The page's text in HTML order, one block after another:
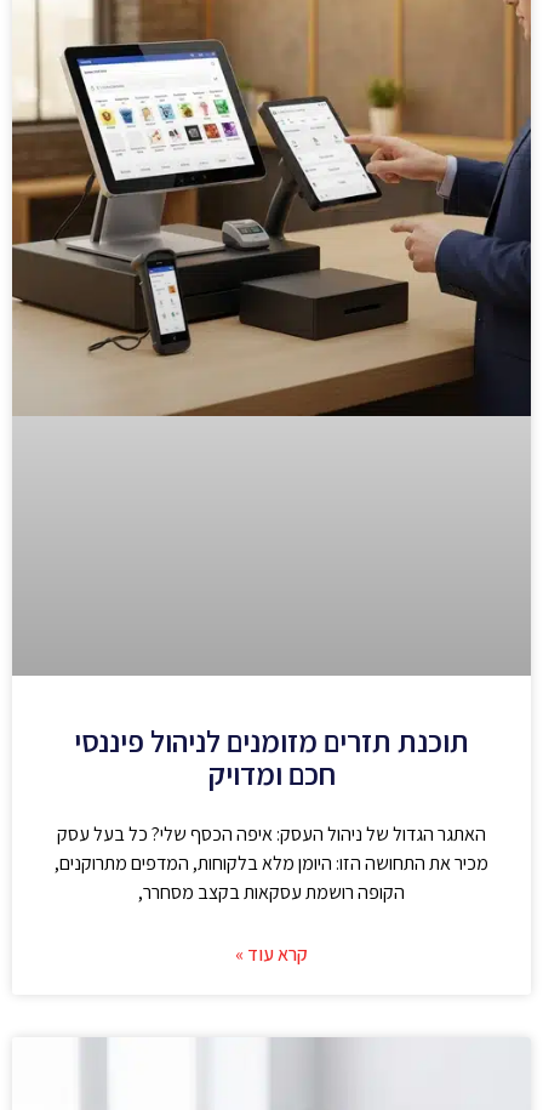
תוכנת תזרים מזומנים לניהול פיננסי
חכם ומדויק
האתגר הגדול של ניהול העסק: איפה הכסף שלי? כל בעל עסק
מכיר את התחושה הזו: היומן מלא בלקוחות, המדפים מתרוקנים,
הקופה רושמת עסקאות בקצב מסחרר,
קרא עוד »